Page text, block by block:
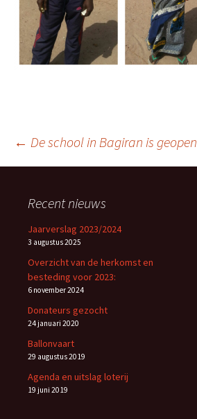
← De school in Bagiran is
Recent nieuws
Jaarverslag 2023/2024
3 augustus 2025
Overzicht van de herkomst en
besteding voor 2023:
6 november 2024
Donateurs gezocht
24 januari 2020
Ballonvaart
29 augustus 2019
Agenda en uitslag loterij
19 juni 2019